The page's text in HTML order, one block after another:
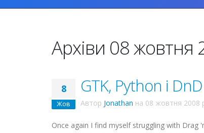
Архіви 08 жовтня
8
Жов
GTK, Python і
Автор Jonathan на 08 жовтня 2008
Once again I find myself struggling with Drag